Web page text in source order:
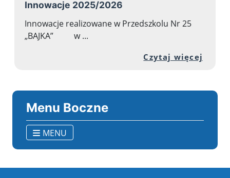
Menu Boczne
MENU
Innowacje 2025/2026
Innowacje realizowane w Przedszkolu Nr 25
„BAJKA” w ...
Czytaj więcej